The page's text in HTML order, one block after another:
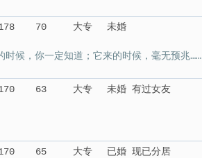
70 大专
未婚
候，你一定知道；它来的时候，毫无预兆……
63 大专
未婚 有过女友
65 大专
已婚 现已分居